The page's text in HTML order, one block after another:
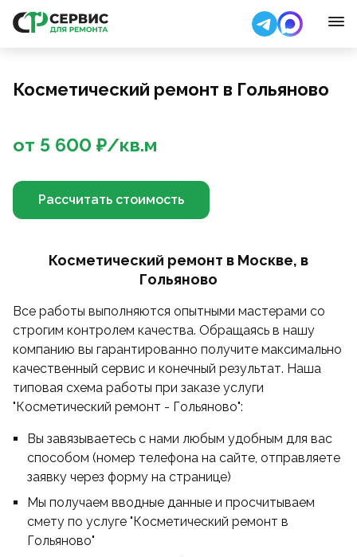
Косметический ремонт в Гольяново
от 5 600 ₽/кв.м
Рассчитать стоимость
Косметический ремонт в Москве, в
Гольяново
Все работы выполняются опытными мастерами со
строгим контролем качества. Обращаясь в нашу
компанию вы гарантированно получите максимально
качественный сервис и конечный результат. Наша
типовая схема работы при заказе услуги
"Косметический ремонт - Гольяново":
Вы завязываетесь с нами любым удобным для вас
способом (номер телефона на сайте, отправляете
заявку через форму на странице)
Мы получаем вводные данные и просчитываем
смету по услуге "Косметический ремонт в
Гольяново"